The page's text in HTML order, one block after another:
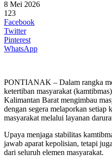
8 Mei 2026
123
Facebook
Twitter
Pinterest
WhatsApp
PONTIANAK – Dalam rangka
ketertiban masyarakat
Kalimantan Barat mengimbau
dengan segera melaporkan setiap
masyarakat melalui layanan
Upaya menjaga stabilitas
jawab aparat kepolisian, tetapi
dari seluruh elemen masyarakat.